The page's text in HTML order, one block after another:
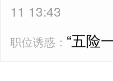
11 13:43
职位诱惑： “五险